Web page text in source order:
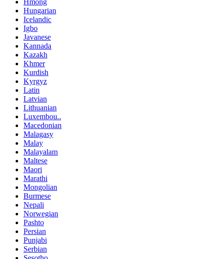
Hmong
Hungarian
Icelandic
Igbo
Javanese
Kannada
Kazakh
Khmer
Kurdish
Kyrgyz
Latin
Latvian
Lithuanian
Luxembou..
Macedonian
Malagasy
Malay
Malayalam
Maltese
Maori
Marathi
Mongolian
Burmese
Nepali
Norwegian
Pashto
Persian
Punjabi
Serbian